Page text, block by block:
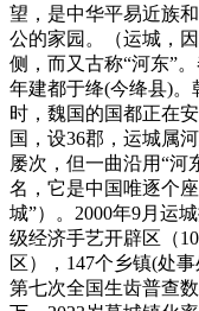
望，是中华平易近族
公的家园。（运城，
侧，而又古称“河东”
年建都于绛(今绛县)
时，魏国的国都正在
国，设36郡，运城属
屡次，但一曲沿用“河
名，它是中国唯逐个
城”）。2000年9月运
级经济手艺开辟区（
区），147个乡镇(处
第七次全国生齿普查